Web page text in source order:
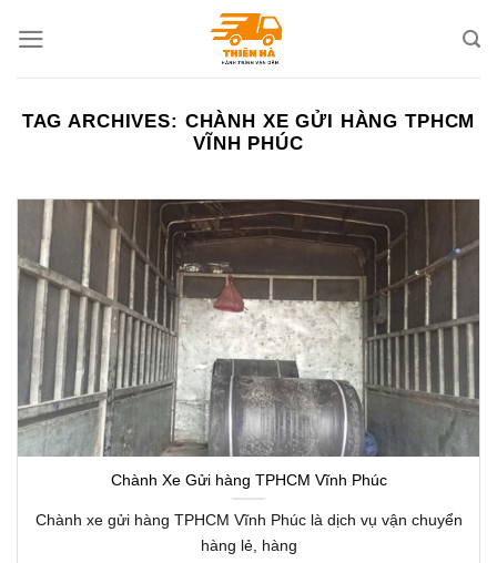
TAG ARCHIVES: CHÀNH XE GỬI HÀNG TPHCM
VĨNH PHÚC
Chành Xe Gửi hàng TPHCM Vĩnh Phúc
Chành xe gửi hàng TPHCM Vĩnh Phúc là dịch vụ vận chuyển
hàng lẻ, hàng